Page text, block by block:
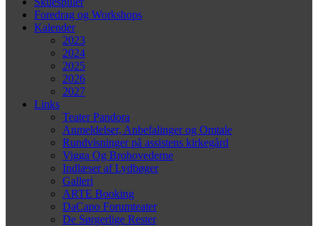
Foredrag og Workshops
Kalender
2023
2024
2025
2026
2027
Links
Teater Pandora
Anmeldelser, Anbefalinger og Omtale
Rundvisninger på assistens kirkegård
Vigga Og Brohovederne
Indlæser af Lydbøger
Galleri
ARTE Booking
DaCapo Forumteater
De Sørgerlige Rester